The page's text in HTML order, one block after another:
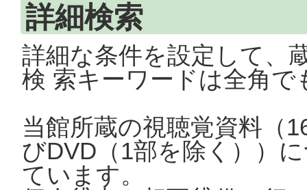
詳細検索
詳細な条件を設定して、
検 索キーワードは全角
当館所蔵の視聴覚資料（
びDVD（1部を除く））
ています。